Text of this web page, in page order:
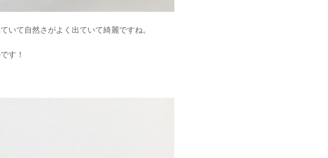
いて自然さがよく出ていて綺麗ですね。
す！